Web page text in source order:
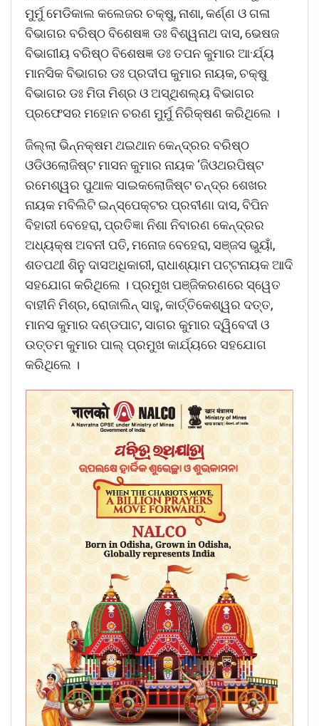
ମୁର୍ମୁ ମେଡିକାଲ କଲେଜର ଚକ୍ଷୁ, ନାଶା, କର୍ଣ୍ଣ ଓ ଗଳା
ବିଭାଗର ବରିଷ୍ଠ ବିଶେଷଜ୍ଞ ଡଃ ବିଶ୍ୱନାଥ ଦାସ, ଭେଷଜ
ବିଭାଗୀୟ ବରିଷ୍ଠ ବିଶେଷଜ୍ଞ ଡଃ ତପନ କୁମାର ଆ·ର୍ଯ୍ୟ
ମାନସିକ ବିଭାଗର ଡଃ ପ୍ରଦୀପ କୁମାର ନାୟକ, ଚକ୍ଷୁ
ବିଭାଗର ଡଃ ମିତା ମିଶ୍ର ଓ ଅସ୍ଥିଶଲ୍ୟ ବିଭାଗର
ପ୍ରଫେସର ମହୋନ ଚରଣ ମୁର୍ମୁ ନିରିକ୍ଷଣ କରିଥିଲେ ।
ଜିଲ୍ଲା ଭିନ୍ନକ୍ଷମ ଥଇଥାନ କେନ୍ଦ୍ରର ବରିଷ୍ଠ
ଓଡିଓଲୋଜିଷ୍ଟ ମାସନ କୁମାର ନାୟକ ‘ଜିଓଥରପିଷ୍ଟ
ରମେଶ୍ୱର ପୁଥାଳ ସାଇକଲୋଜିଷ୍ଟ ଚନ୍ଦ୍ର ଶେଖର
ନାୟକ ମବିଲିଟି ଇନ୍ସ୍ପେକ୍ଟର ପ୍ରବୀଣା ଦାସ, ବିପିନ
ବିହାରୀ ବେହେରା, ପ୍ରତିଜ୍ଞା ନିଶା ନିବାରଣ କେନ୍ଦ୍ରର
ଅଧ୍ୟକ୍ଷ ଅବନୀ ପତି, ମନୋଜ ବେହେରା, ସଞ୍ଜସ ଭୁୟାଁ,
ଶତପଥୀ ଶିନୁ ଦାସଅଧିକାରୀ, ରାଧାଶ୍ୟାମ ପଟ୍ଟନାୟକ ଆଦି
ସହଯୋଗ କରିଥିଲେ । ପ୍ରମୁଖ ପଞ୍ଜିକରଣରେ ସ୍ୱେତ
ବାହୀନି ମିଶ୍ର, ରୋଜାଲିନ୍ ସାହୁ, କାର୍ତ୍ତିକେଶ୍ୱର ଦତ୍ତ,
ମାନସ କୁମାର ଦଣ୍ଡପାଟ, ସାଗର କୁମାର ଦ୍ୱିବେଦୀ ଓ
ଉତ୍ତମ କୁମାର ପାଲ୍ ପ୍ରମୁଖ କାର୍ଯ୍ୟରେ ସହଯୋଗ
କରିଥିଲେ ।